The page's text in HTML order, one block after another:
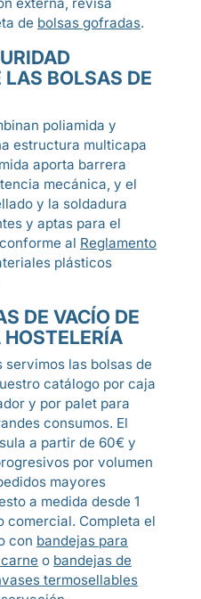
de bolsas gofradas.
BOLSAS DE
poliamida y
estructura multicapa
aporta barrera
mecánica, y el
y la soldadura
y aptas para el
al Reglamento
plásticos
DE VACÍO DE
servimos las bolsas de
catálogo por caja
y por palet para
consumos. El
a partir de 60€ y
por volumen
mayores
a medida desde 1
comercial. Completa el
con bandejas para
o bandejas de
termosellables